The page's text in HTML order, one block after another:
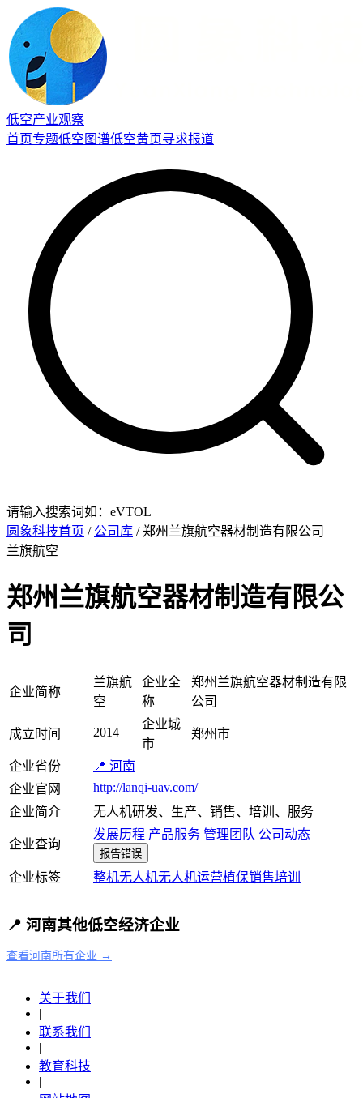
低空产业观察
首页专题低空图谱低空黄页寻求报道
请输入搜索词如：eVTOL
圆象科技首页 / 公司库 / 郑州兰旗航空器材制造有限公司
兰旗航空
郑州兰旗航空器材制造有限公
司
企业简称
兰旗航
空
企业全
称
郑州兰旗航空器材制造有限
公司
成立时间 2014
企业城
市
郑州市
企业省份
📍 河南
企业官网
http://lanqi-uav.com/
企业简介
无人机研发、生产、销售、培训、服务
企业查询
发展历程 产品服务 管理团队 公司动态
报告错误
企业标签 整机无人机无人机运营植保销售培训
📍 河南其他低空经济企业
查看河南所有企业 →
关于我们
|
联系我们
|
教育科技
|